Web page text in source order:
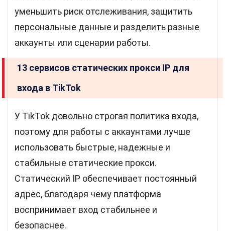
уменьшить риск отслеживания, защитить
персональные данные и разделить разные
аккаунты или сценарии работы.
13 сервисов статических прокси IP для
входа в TikTok
У TikTok довольно строгая политика входа,
поэтому для работы с аккаунтами лучше
использовать быстрые, надежные и
стабильные статические прокси.
Статический IP обеспечивает постоянный
адрес, благодаря чему платформа
воспринимает вход стабильнее и
безопаснее.